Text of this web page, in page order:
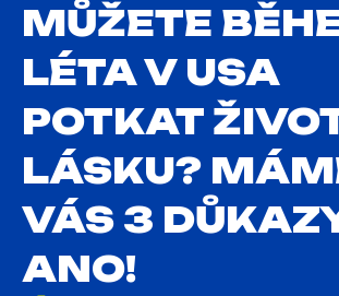
MŮŽETE
LÉTA V USA
POTKAT
LÁSKU?
VÁS 3
ANO!